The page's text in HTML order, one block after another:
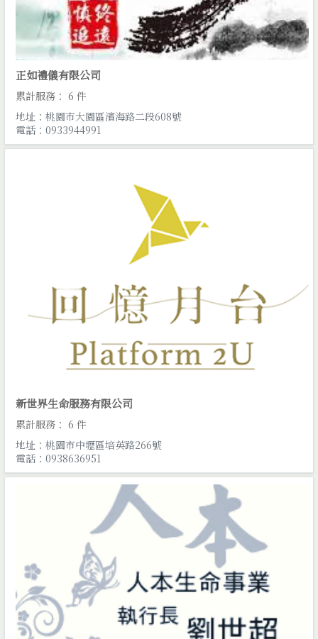
正如禮儀有限公司
累計服務： 6 件
地址：桃園市大園區濱海路二段608號
電話：0933944991
新世界生命服務有限公司
累計服務： 6 件
地址：桃園市中壢區培英路266號
電話：0938636951